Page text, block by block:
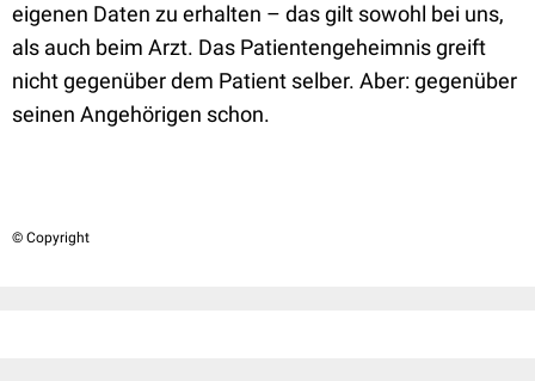
eigenen Daten zu erhalten – das gilt sowohl bei uns,
als auch beim Arzt. Das Patientengeheimnis greift
nicht gegenüber dem Patient selber. Aber: gegenüber
seinen Angehörigen schon.
© Copyright